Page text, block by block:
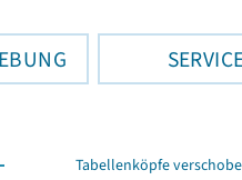
Tabellenköpfe